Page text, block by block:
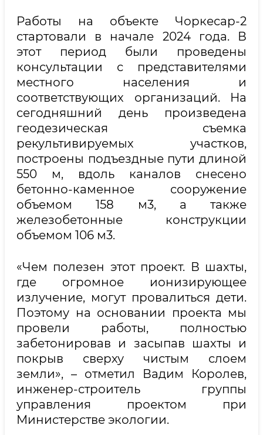
Работы на объекте Чоркесар-2
стартовали в начале 2024 года. В
этот период были проведены
консультации с представителями
местного населения и
соответствующих организаций. На
сегодняшний день произведена
геодезическая съемка
рекультивируемых участков,
построены подъездные пути длиной
550 м, вдоль каналов снесено
бетонно-каменное сооружение
объемом 158 м3, а также
железобетонные конструкции
объемом 106 м3.
«Чем полезен этот проект. В шахты,
где огромное ионизирующее
излучение, могут провалиться дети.
Поэтому на основании проекта мы
провели работы, полностью
забетонировав и засыпав шахты и
покрыв сверху чистым слоем
земли», – отметил Вадим Королев,
инженер-строитель группы
управления проектом при
Министерстве экологии.